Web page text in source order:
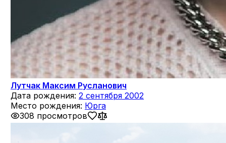
Лутчак Максим Русланович
Дата рождения: 2 сентября 2002
Место рождения: Юрга
308 просмотров